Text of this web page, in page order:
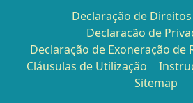
Declaração de
Declaracão de
Declaração de Exoneração de
Cláusulas de Utilização
Sitemap